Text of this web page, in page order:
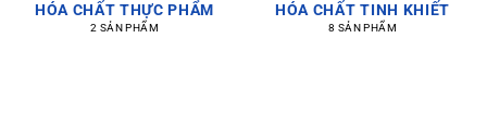
HÓA CHẤT THỰC PHẨM
2 SẢN PHẨM
HÓA CHẤT TINH KHIẾT
8 SẢN PHẨM